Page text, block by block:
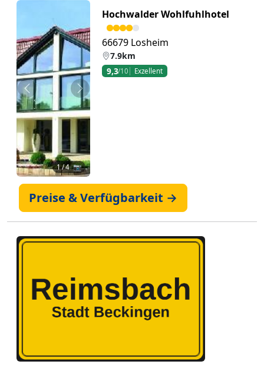
Zurück Weiter
1/ 4 📷
Hochwalder Wohlfuhlhotel
66679 Losheim
7.9km
9,3/10 Exzellent
Preise & Verfügbarkeit →